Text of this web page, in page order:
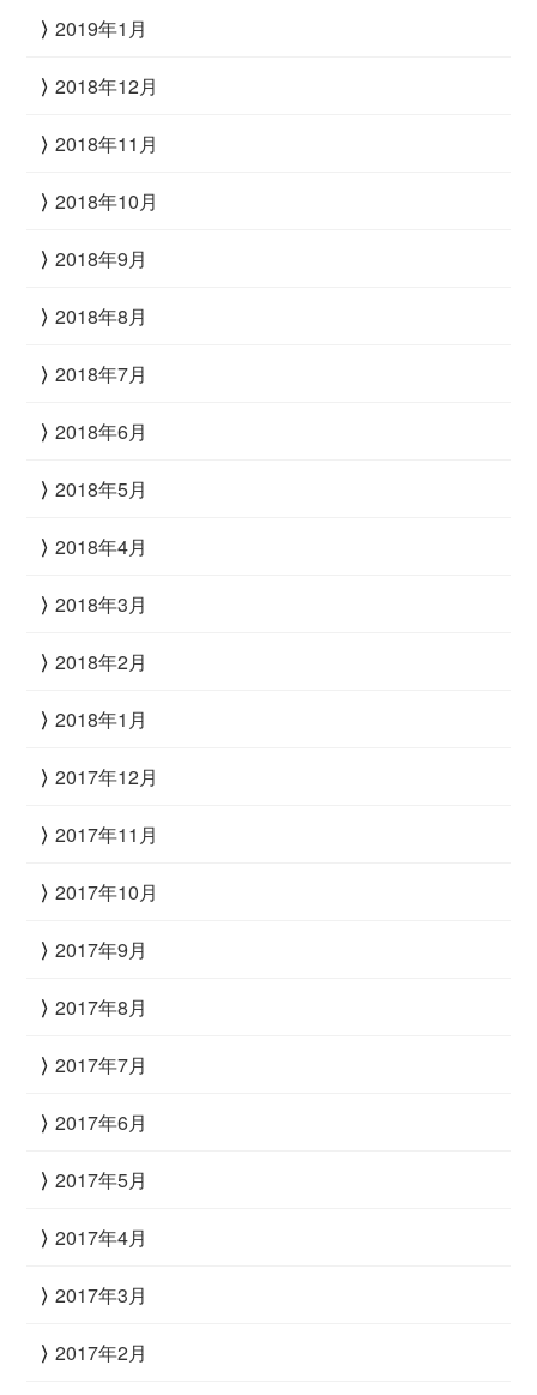
2019年1月
2018年12月
2018年11月
2018年10月
2018年9月
2018年8月
2018年7月
2018年6月
2018年5月
2018年4月
2018年3月
2018年2月
2018年1月
2017年12月
2017年11月
2017年10月
2017年9月
2017年8月
2017年7月
2017年6月
2017年5月
2017年4月
2017年3月
2017年2月